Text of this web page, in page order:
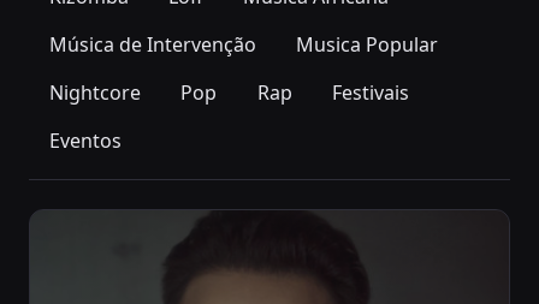
Música de Intervenção
Musica Popular
Nightcore
Pop Rap
Festivais
Eventos